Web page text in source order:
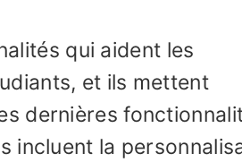
qui aident les
et ils mettent
dernières
incluent la